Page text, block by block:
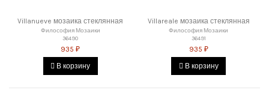
Villanueve мозаика стеклянная
Философия Мозаики
36490
935 ₽
В корзину
Villareale мозаика стеклянная
Философия Мозаики
36491
935 ₽
В корзину